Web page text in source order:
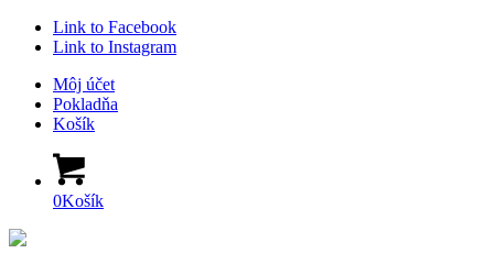
Link to Facebook
Link to Instagram
Môj účet
Pokladňa
Košík
0Košík